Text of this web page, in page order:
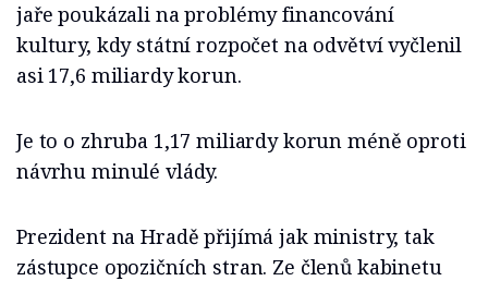
jaře poukázali na problémy financování
kultury, kdy státní rozpočet na odvětví vyčlenil
asi 17,6 miliardy korun.
Je to o zhruba 1,17 miliardy korun méně oproti
návrhu minulé vlády.
Prezident na Hradě přijímá jak ministry, tak
zástupce opozičních stran. Ze členů kabinetu